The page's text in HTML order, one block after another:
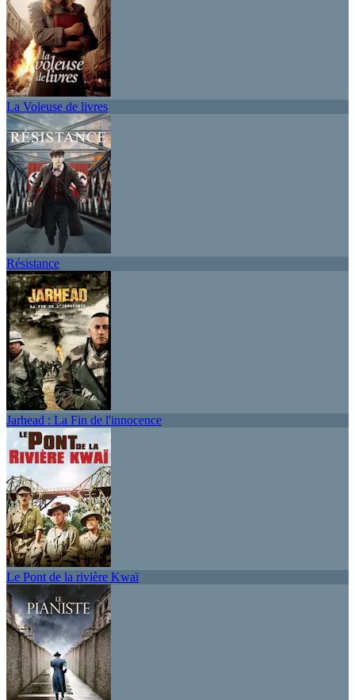
La Voleuse de livres
Résistance
Jarhead : La Fin de l'innocence
Le Pont de la rivière Kwaï